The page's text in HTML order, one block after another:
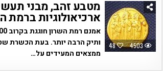
48 4503
מטבע זהב, מבני
ארכיאולוגיות ברמת
ותיק הרבה יותר. בעת הכשרת
ממצאים המעידים על…